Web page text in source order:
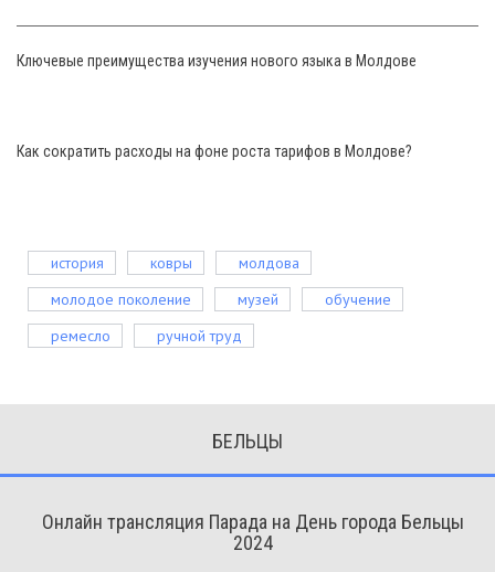
Ключевые преимущества изучения нового языка в Молдове
Как сократить расходы на фоне роста тарифов в Молдове?
история ковры
молдова
молодое поколение
музей
обучение
ремесло
ручной труд
БЕЛЬЦЫ
Онлайн трансляция Парада на День города Бельцы
2024